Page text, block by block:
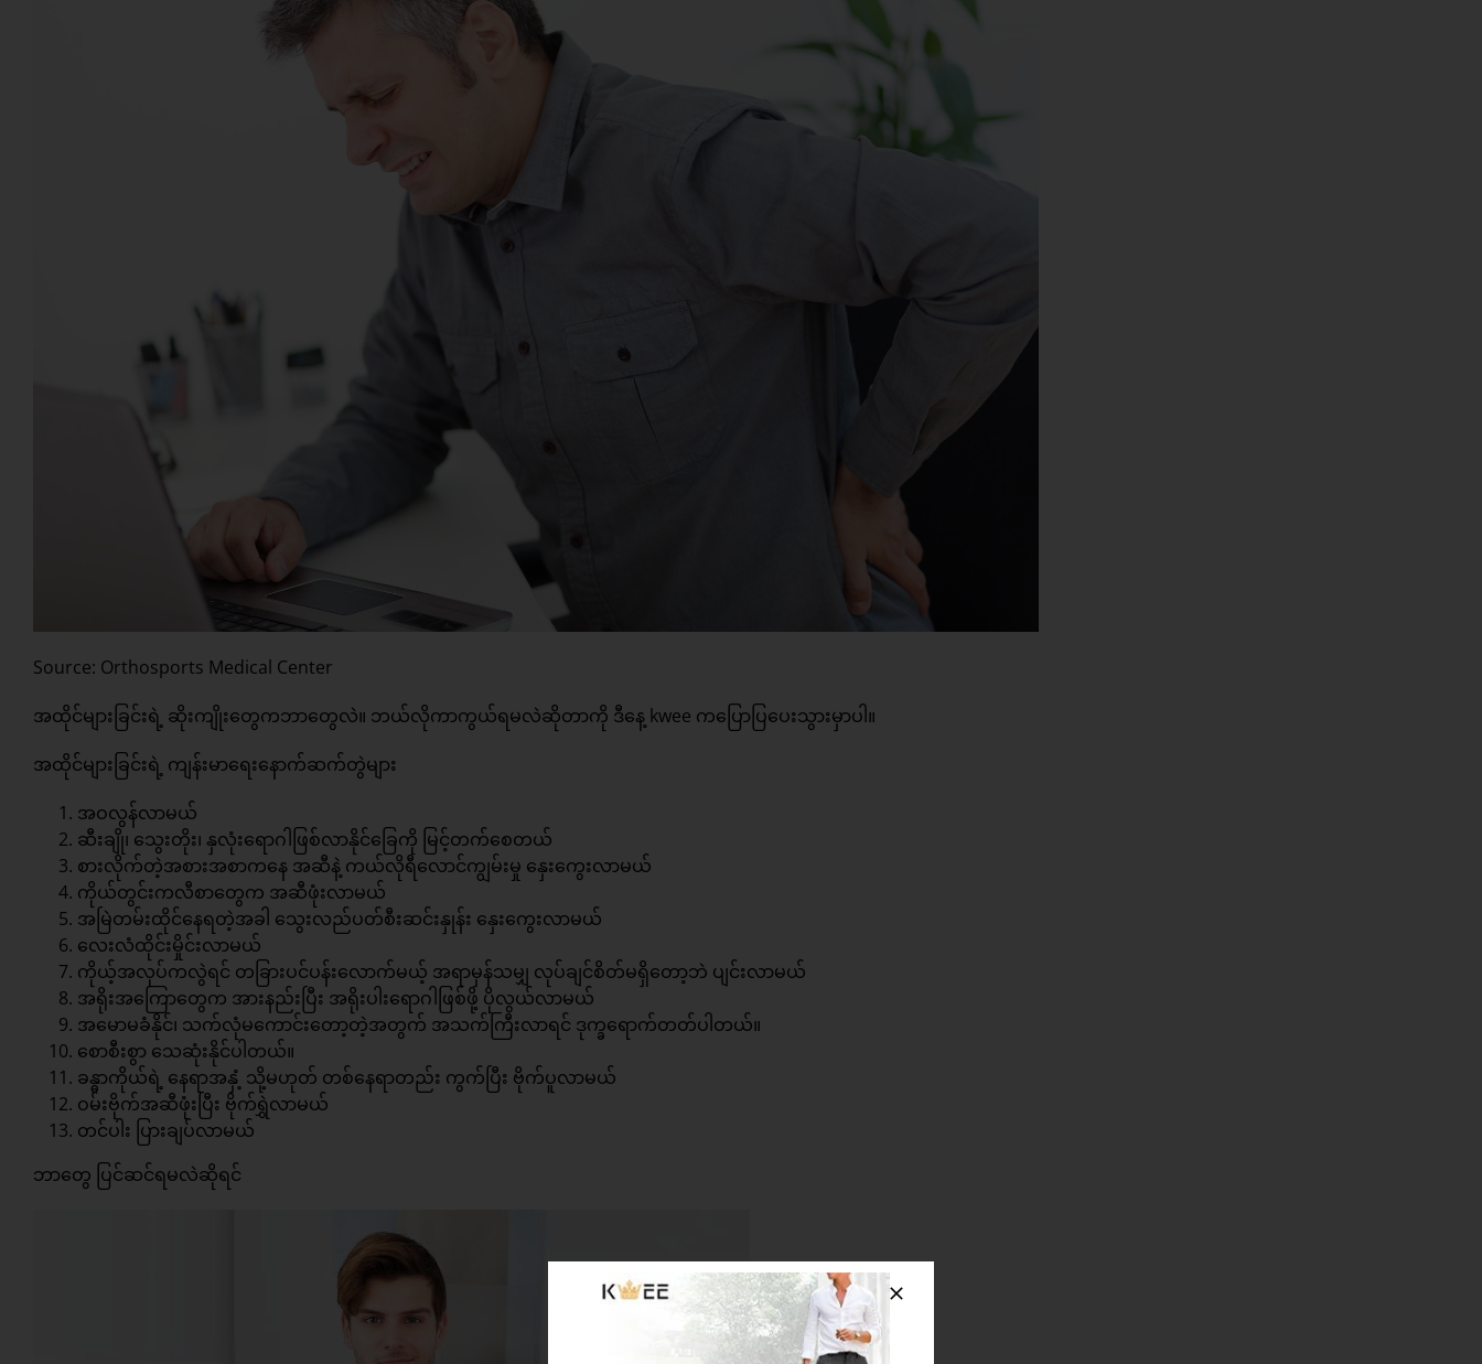
Source: Orthosports Medical Center
အထိုင်များခြင်းရဲ့ ဆိုးကျိုးတွေကဘာတွေလဲ။ ဘယ်လိုကာကွယ်ရမလဲဆိုတာကို ဒီနေ့ kwee ကပြောပြပေးသွားမှာပါ။
အထိုင်များခြင်းရဲ့ ကျန်းမာရေးနောက်ဆက်တွဲများ
အဝလွန်လာမယ်
ဆီးချို၊ သွေးတိုး၊ နှလုံးရောဂါဖြစ်လာနိုင်ခြေကို မြင့်တက်စေတယ်
စားလိုက်တဲ့အစားအစာကနေ အဆီနဲ့ ကယ်လိုရီလောင်ကျွမ်းမှု နှေးကွေးလာမယ်
ကိုယ်တွင်းကလီစာတွေက အဆီဖုံးလာမယ်
အမြဲတမ်းထိုင်နေရတဲ့အခါ သွေးလည်ပတ်စီးဆင်းနှုန်း နှေးကွေးလာမယ်
လေးလံထိုင်းမှိုင်းလာမယ်
ကိုယ့်အလုပ်ကလွဲရင် တခြားပင်ပန်းလောက်မယ့် အရာမှန်သမျှ လုပ်ချင်စိတ်မရှိတော့ဘဲ ပျင်းလာမယ်
အရိုးအကြောတွေက အားနည်းပြီး အရိုးပါးရောဂါဖြစ်ဖို့ ပိုလွယ်လာမယ်
အမောမခံနိုင်၊ သက်လုံမကောင်းတော့တဲ့အတွက် အသက်ကြီးလာရင် ဒုက္ခရောက်တတ်ပါတယ်။
စောစီးစွာ သေဆုံးနိုင်ပါတယ်။
ခန္ဓာကိုယ်ရဲ့ နေရာအနှံ့ သို့မဟုတ် တစ်နေရာတည်း ကွက်ပြီး ဗိုက်ပူလာမယ်
ဝမ်းဗိုက်အဆီဖုံးပြီး ဗိုက်ရွှဲလာမယ်
တင်ပါး ပြားချပ်လာမယ်
ဘာတွေ ပြင်ဆင်ရမလဲဆိုရင်